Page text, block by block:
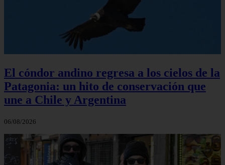
El cóndor andino regresa a los cielos de la
Patagonia: un hito de conservación que
une a Chile y Argentina
06/08/2026